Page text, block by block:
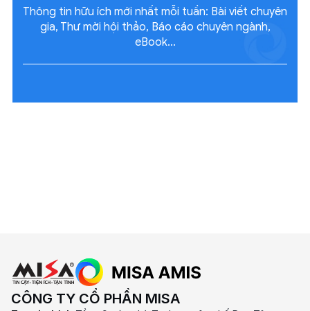
Thông tin hữu ích mới nhất mỗi tuần: Bài viết chuyên
gia, Thư mời hội thảo, Báo cáo chuyên ngành,
eBook...
CÔNG TY CỔ PHẦN MISA